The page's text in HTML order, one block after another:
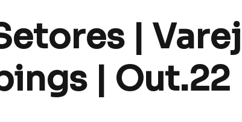
|
| Out.22